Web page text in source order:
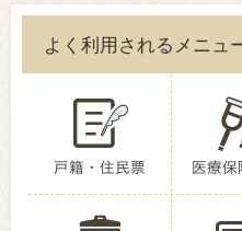
よく利用されるメニュ
戸籍・住民票 医療